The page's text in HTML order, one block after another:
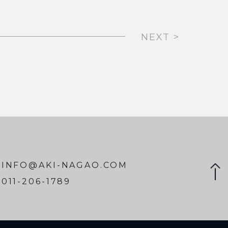
NEXT >
INFO@AKI-NAGAO.COM
011-206-1789